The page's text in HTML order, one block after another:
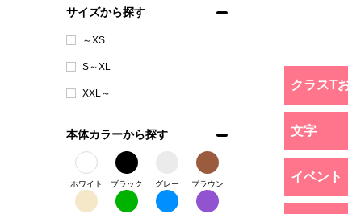
サイズから探す
～XS
S～XL
XXL～
本体カラーから探す
ホワイト ブラック グレー ブラウン
クラスT
文字
イベント